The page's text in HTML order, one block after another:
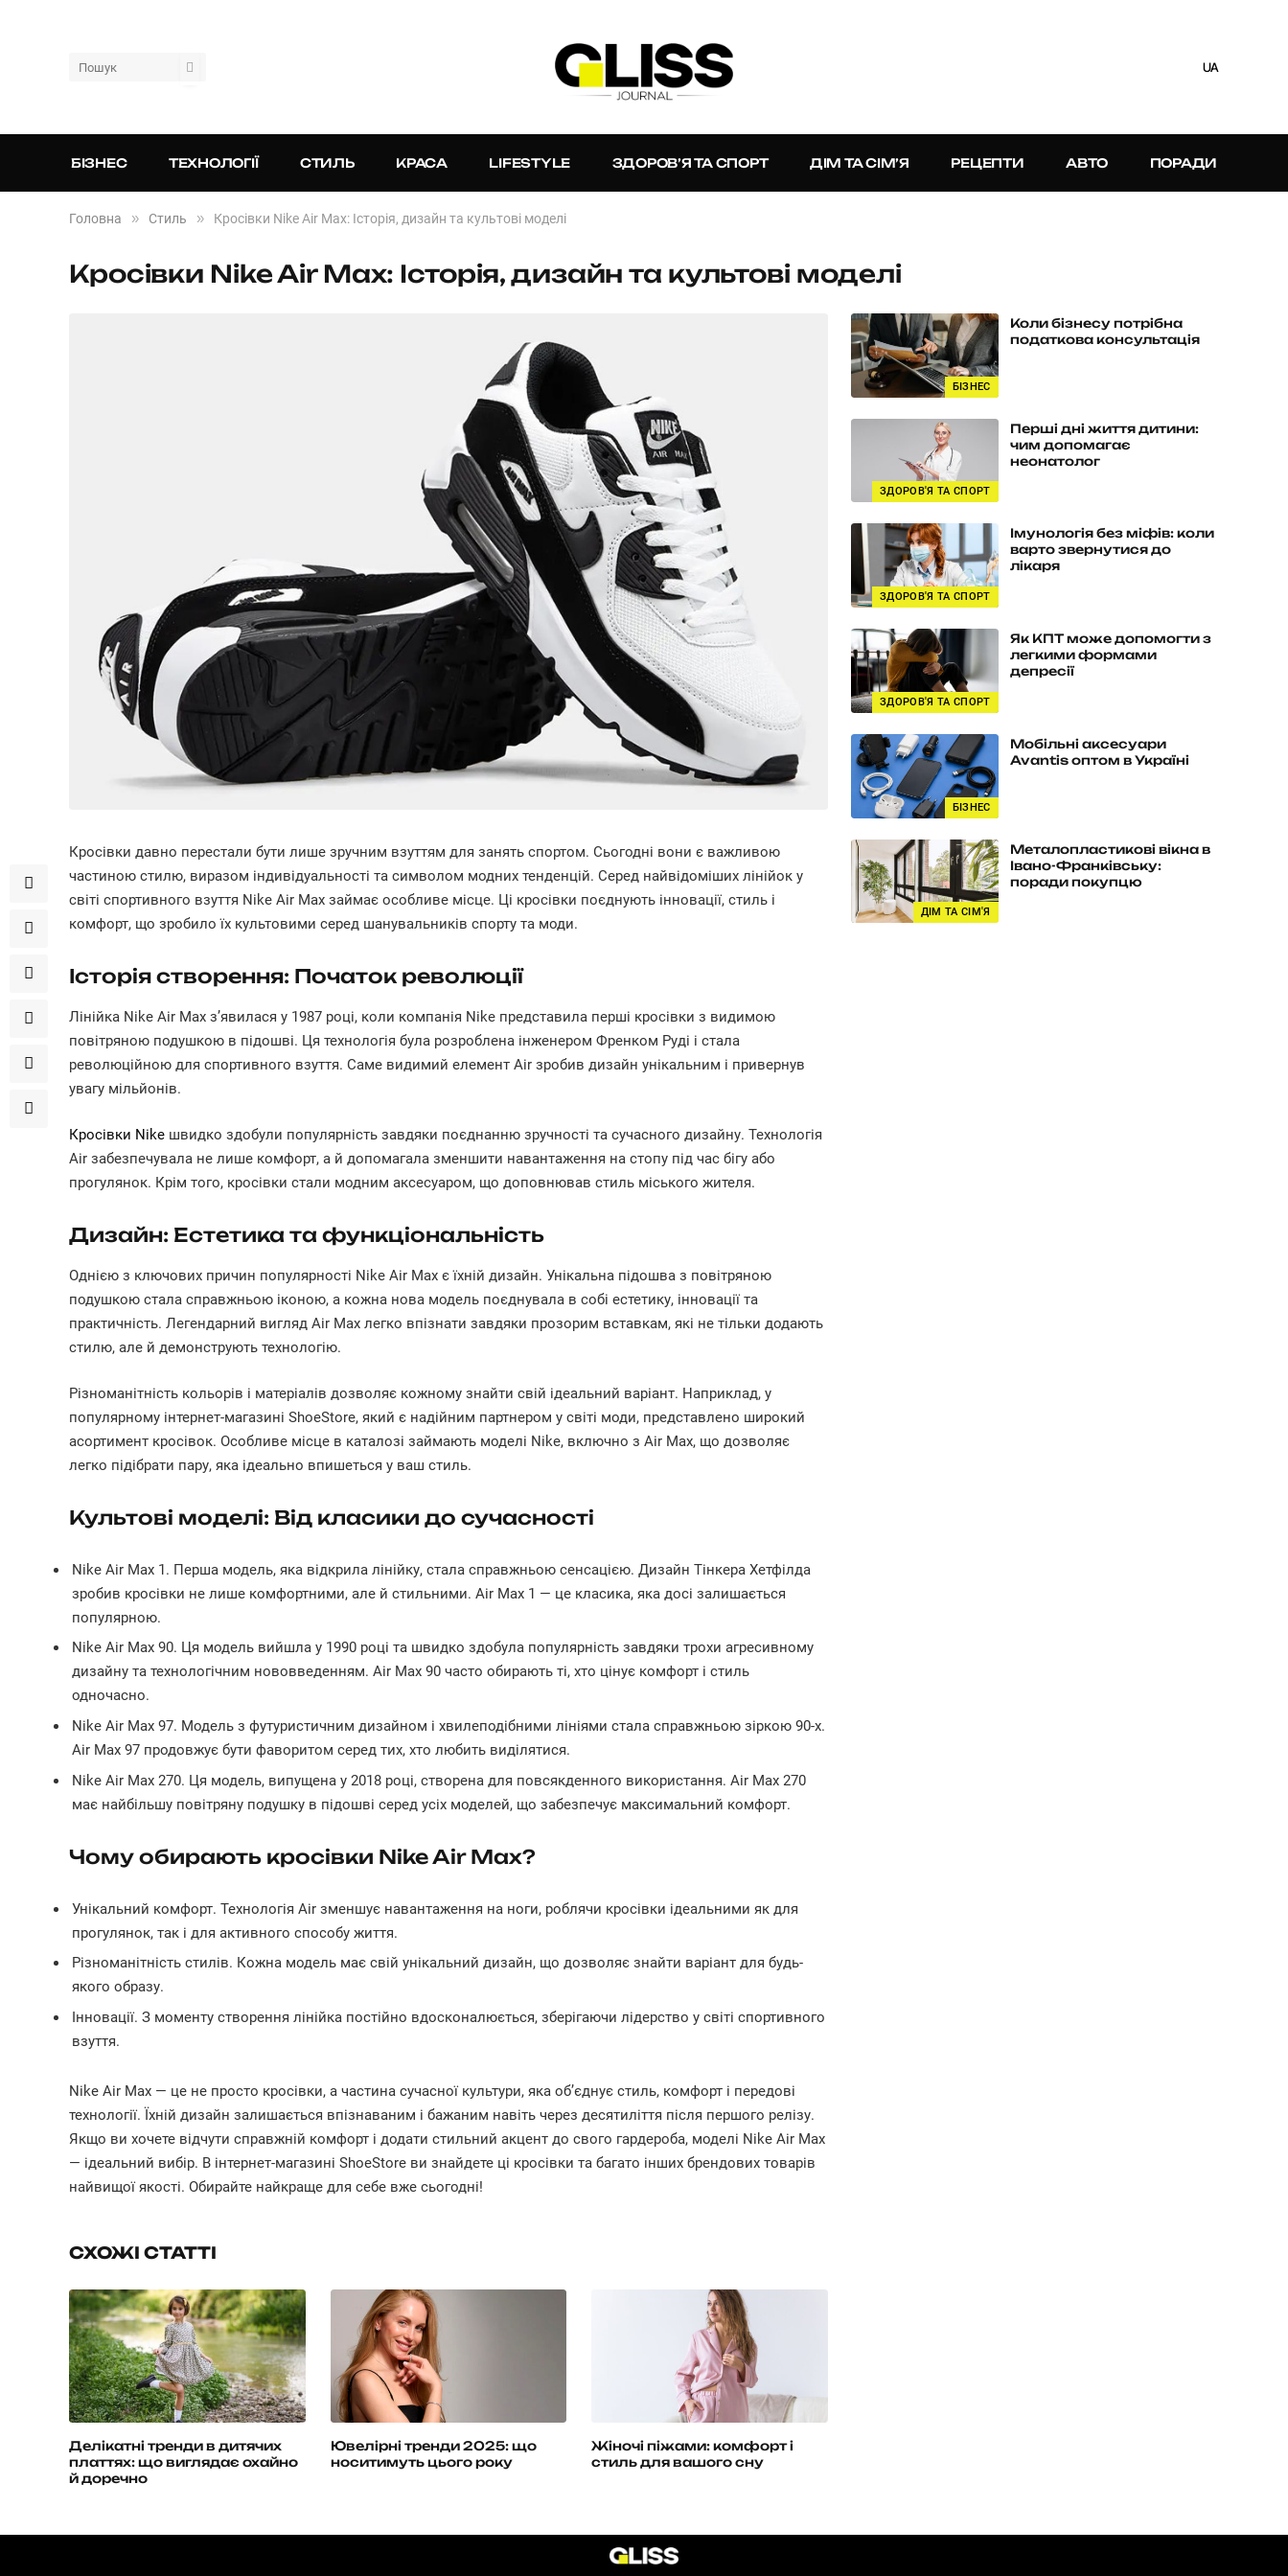
UA
БІЗНЕС ТЕХНОЛОГІЇ СТИЛЬ КРАСА LIFESTYLE ЗДОРОВ’Я ТА СПОРТ ДІМ ТА СІМ’Я РЕЦЕПТИ АВТО ПОРАДИ
Головна » Стиль » Кросівки Nike Air Max: Історія, дизайн та культові моделі
Кросівки Nike Air Max: Історія, дизайн та культові моделі
Кросівки давно перестали бути лише зручним взуттям для занять спортом. Сьогодні вони є важливою
частиною стилю, виразом індивідуальності та символом модних тенденцій. Серед найвідоміших лінійок у
світі спортивного взуття Nike Air Max займає особливе місце. Ці кросівки поєднують інновації, стиль і
комфорт, що зробило їх культовими серед шанувальників спорту та моди.
Історія створення: Початок революції
Лінійка Nike Air Max з’явилася у 1987 році, коли компанія Nike представила перші кросівки з видимою
повітряною подушкою в підошві. Ця технологія була розроблена інженером Френком Руді і стала
революційною для спортивного взуття. Саме видимий елемент Air зробив дизайн унікальним і привернув
увагу мільйонів.
Кросівки Nike швидко здобули популярність завдяки поєднанню зручності та сучасного дизайну. Технологія
Air забезпечувала не лише комфорт, а й допомагала зменшити навантаження на стопу під час бігу або
прогулянок. Крім того, кросівки стали модним аксесуаром, що доповнював стиль міського жителя.
Дизайн: Естетика та функціональність
Однією з ключових причин популярності Nike Air Max є їхній дизайн. Унікальна підошва з повітряною
подушкою стала справжньою іконою, а кожна нова модель поєднувала в собі естетику, інновації та
практичність. Легендарний вигляд Air Max легко впізнати завдяки прозорим вставкам, які не тільки додають
стилю, але й демонструють технологію.
Різноманітність кольорів і матеріалів дозволяє кожному знайти свій ідеальний варіант. Наприклад, у
популярному інтернет-магазині ShoeStore, який є надійним партнером у світі моди, представлено широкий
асортимент кросівок. Особливе місце в каталозі займають моделі Nike, включно з Air Max, що дозволяє
легко підібрати пару, яка ідеально впишеться у ваш стиль.
Культові моделі: Від класики до сучасності
Nike Air Max 1. Перша модель, яка відкрила лінійку, стала справжньою сенсацією. Дизайн Тінкера Хетфілда
зробив кросівки не лише комфортними, але й стильними. Air Max 1 — це класика, яка досі залишається
популярною.
Nike Air Max 90. Ця модель вийшла у 1990 році та швидко здобула популярність завдяки трохи агресивному
дизайну та технологічним нововведенням. Air Max 90 часто обирають ті, хто цінує комфорт і стиль
одночасно.
Nike Air Max 97. Модель з футуристичним дизайном і хвилеподібними лініями стала справжньою зіркою 90-х.
Air Max 97 продовжує бути фаворитом серед тих, хто любить виділятися.
Nike Air Max 270. Ця модель, випущена у 2018 році, створена для повсякденного використання. Air Max 270
має найбільшу повітряну подушку в підошві серед усіх моделей, що забезпечує максимальний комфорт.
Чому обирають кросівки Nike Air Max?
Унікальний комфорт. Технологія Air зменшує навантаження на ноги, роблячи кросівки ідеальними як для
прогулянок, так і для активного способу життя.
Різноманітність стилів. Кожна модель має свій унікальний дизайн, що дозволяє знайти варіант для будь-
якого образу.
Інновації. З моменту створення лінійка постійно вдосконалюється, зберігаючи лідерство у світі спортивного
взуття.
Nike Air Max — це не просто кросівки, а частина сучасної культури, яка об’єднує стиль, комфорт і передові
технології. Їхній дизайн залишається впізнаваним і бажаним навіть через десятиліття після першого релізу.
Якщо ви хочете відчути справжній комфорт і додати стильний акцент до свого гардероба, моделі Nike Air Max
— ідеальний вибір. В інтернет-магазині ShoeStore ви знайдете ці кросівки та багато інших брендових товарів
найвищої якості. Обирайте найкраще для себе вже сьогодні!
СХОЖІ СТАТТІ
Делікатні тренди в дитячих
платтях: що виглядає охайно
й доречно
Ювелірні тренди 2025: що
носитимуть цього року
Жіночі піжами: комфорт і
стиль для вашого сну
БІЗНЕС
Коли бізнесу потрібна
податкова консультація
ЗДОРОВ'Я ТА СПОРТ
Перші дні життя дитини:
чим допомагає
неонатолог
ЗДОРОВ'Я ТА СПОРТ
Імунологія без міфів: коли
варто звернутися до
лікаря
ЗДОРОВ'Я ТА СПОРТ
Як КПТ може допомогти з
легкими формами
депресії
БІЗНЕС
Мобільні аксесуари
Avantis оптом в Україні
ДІМ ТА СІМ'Я
Металопластикові вікна в
Івано-Франківську:
поради покупцю